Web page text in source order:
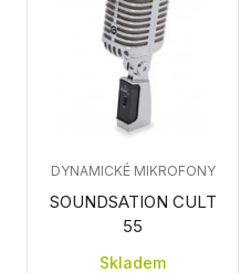
SOUNDSATION CULT
55
DYNAMICKÉ MIKROFONY
Skladem